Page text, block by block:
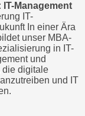
Management
IT-
In einer Ära
unser MBA-
in IT-
und
die digitale
und IT